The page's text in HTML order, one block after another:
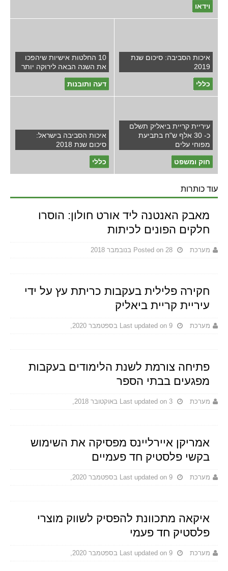
וידאו
איכות הסביבה: סיכום שנת
2019
כללי
10 החלטות אישיות שיהפכו
את השנה הבאה לירוקה יותר
דעה ותובנות
עיריית קריית ביאליק תשלם
כ- 30 אלף ש"ח בתביעת
מפוחי עלים
חוק ומשפט
איכות הסביבה בישראל:
סיכום שנת 2018
כללי
עוד כותרות
מאבק האנטנה ליד אורט חולון: הוסרו
חלקים הפונים לכיתות
מערכת
חקירה פלילית בעקבות כריתת עץ על ידי
עיריית קריית ביאליק
מערכת
פתיחה צורמת לשנת הלימודים בעקבות
מפגעים בבתי הספר
מערכת
אמריקן איירליינס מפסיקה את השימוש
בקשי פלסטיק חד פעמיים
מערכת
איקאה מתכוונת להפסיק לשווק מוצרי
פלסטיק חד פעמי
מערכת